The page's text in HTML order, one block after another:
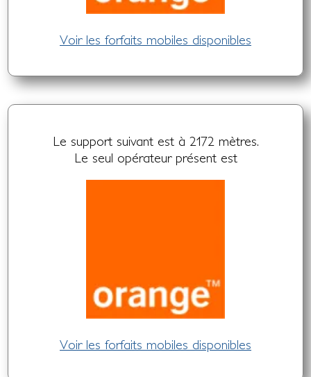
Voir les forfaits mobiles disponibles
Le support suivant est à 2172 mètres.
Le seul opérateur présent est
Voir les forfaits mobiles disponibles